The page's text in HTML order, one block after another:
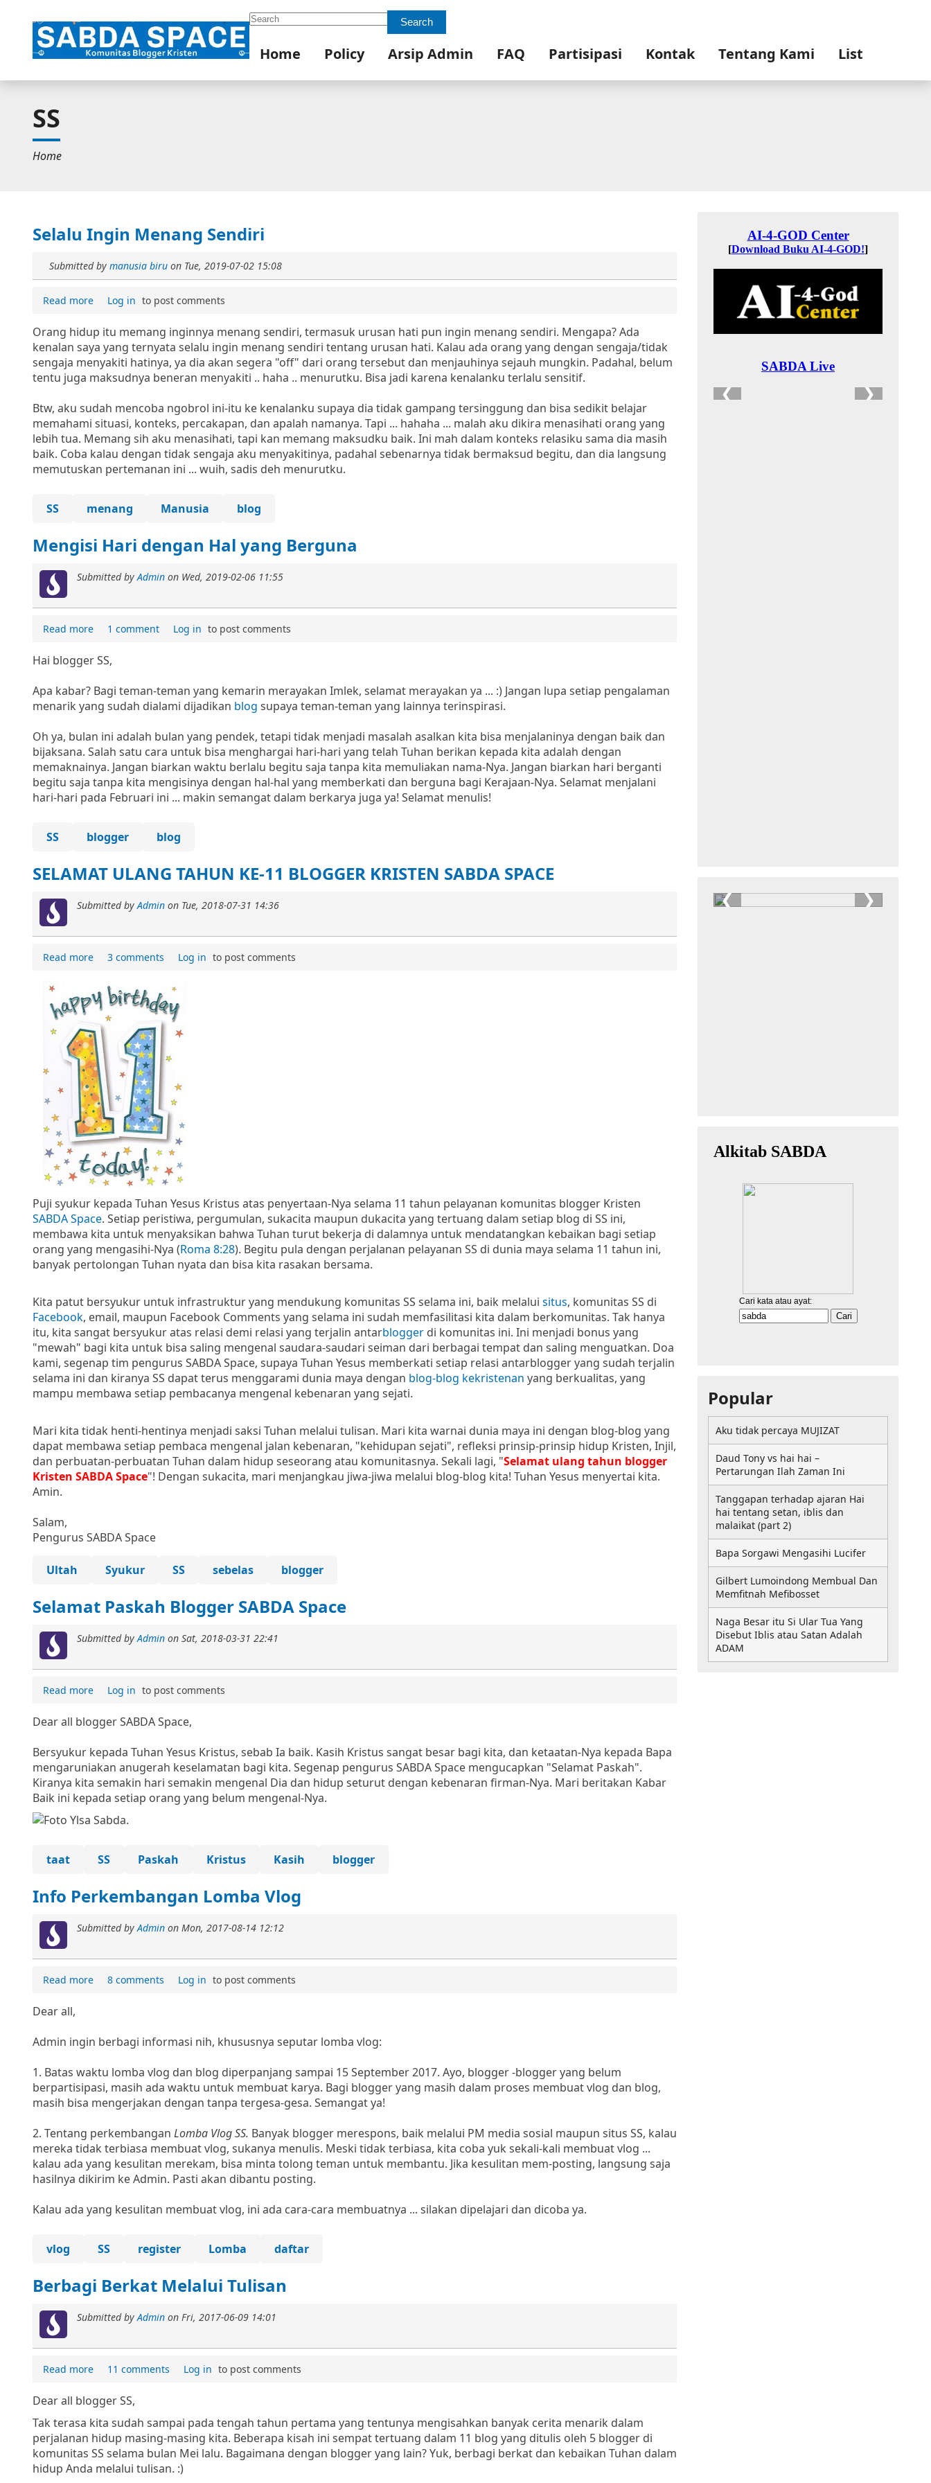
Search Search
Home Policy Arsip Admin FAQ Partisipasi Kontak Tentang Kami List
SS
Home
Selalu Ingin Menang Sendiri
Submitted by manusia biru on Tue, 2019-07-02 15:08
Read more Log in to post comments
Orang hidup itu memang inginnya menang sendiri, termasuk urusan hati pun ingin menang sendiri. Mengapa? Ada
kenalan saya yang ternyata selalu ingin menang sendiri tentang urusan hati. Kalau ada orang yang dengan sengaja/tidak
sengaja menyakiti hatinya, ya dia akan segera "off" dari orang tersebut dan menjauhinya sejauh mungkin. Padahal, belum
tentu juga maksudnya beneran menyakiti .. haha .. menurutku. Bisa jadi karena kenalanku terlalu sensitif.
Btw, aku sudah mencoba ngobrol ini-itu ke kenalanku supaya dia tidak gampang tersinggung dan bisa sedikit belajar
memahami situasi, konteks, percakapan, dan apalah namanya. Tapi ... hahaha ... malah aku dikira menasihati orang yang
lebih tua. Memang sih aku menasihati, tapi kan memang maksudku baik. Ini mah dalam konteks relasiku sama dia masih
baik. Coba kalau dengan tidak sengaja aku menyakitinya, padahal sebenarnya tidak bermaksud begitu, dan dia langsung
memutuskan pertemanan ini ... wuih, sadis deh menurutku.
SS menang Manusia blog
Mengisi Hari dengan Hal yang Berguna
Submitted byAdmin on Wed, 2019-02-06 11:55
Read more 1 comment Log in to post comments
Hai blogger SS,
Apa kabar? Bagi teman-teman yang kemarin merayakan Imlek, selamat merayakan ya ... :) Jangan lupa setiap pengalaman
menarik yang sudah dialami dijadikan blog supaya teman-teman yang lainnya terinspirasi.
Oh ya, bulan ini adalah bulan yang pendek, tetapi tidak menjadi masalah asalkan kita bisa menjalaninya dengan baik dan
bijaksana. Salah satu cara untuk bisa menghargai hari-hari yang telah Tuhan berikan kepada kita adalah dengan
memaknainya. Jangan biarkan waktu berlalu begitu saja tanpa kita memuliakan nama-Nya. Jangan biarkan hari berganti
begitu saja tanpa kita mengisinya dengan hal-hal yang memberkati dan berguna bagi Kerajaan-Nya. Selamat menjalani
hari-hari pada Februari ini ... makin semangat dalam berkarya juga ya! Selamat menulis!
SS blogger blog
SELAMAT ULANG TAHUN KE-11 BLOGGER KRISTEN SABDA SPACE
Submitted byAdmin on Tue, 2018-07-31 14:36
Read more 3 comments Log in to post comments
Puji syukur kepada Tuhan Yesus Kristus atas penyertaan-Nya selama 11 tahun pelayanan komunitas blogger Kristen
SABDA Space. Setiap peristiwa, pergumulan, sukacita maupun dukacita yang tertuang dalam setiap blog di SS ini,
membawa kita untuk menyaksikan bahwa Tuhan turut bekerja di dalamnya untuk mendatangkan kebaikan bagi setiap
orang yang mengasihi-Nya (Roma 8:28). Begitu pula dengan perjalanan pelayanan SS di dunia maya selama 11 tahun ini,
banyak pertolongan Tuhan nyata dan bisa kita rasakan bersama.
Kita patut bersyukur untuk infrastruktur yang mendukung komunitas SS selama ini, baik melalui situs, komunitas SS di
Facebook, email, maupun Facebook Comments yang selama ini sudah memfasilitasi kita dalam berkomunitas. Tak hanya
itu, kita sangat bersyukur atas relasi demi relasi yang terjalin antarblogger di komunitas ini. Ini menjadi bonus yang
"mewah" bagi kita untuk bisa saling mengenal saudara-saudari seiman dari berbagai tempat dan saling menguatkan. Doa
kami, segenap tim pengurus SABDA Space, supaya Tuhan Yesus memberkati setiap relasi antarblogger yang sudah terjalin
selama ini dan kiranya SS dapat terus menggarami dunia maya dengan blog-blog kekristenan yang berkualitas, yang
mampu membawa setiap pembacanya mengenal kebenaran yang sejati.
Mari kita tidak henti-hentinya menjadi saksi Tuhan melalui tulisan. Mari kita warnai dunia maya ini dengan blog-blog yang
dapat membawa setiap pembaca mengenal jalan kebenaran, "kehidupan sejati", refleksi prinsip-prinsip hidup Kristen, Injil,
dan perbuatan-perbuatan Tuhan dalam hidup seseorang atau komunitasnya. Sekali lagi, "Selamat ulang tahun blogger
Kristen SABDA Space"! Dengan sukacita, mari menjangkau jiwa-jiwa melalui blog-blog kita! Tuhan Yesus menyertai kita.
Amin.
Salam,
Pengurus SABDA Space
Ultah Syukur SS sebelas blogger
Selamat Paskah Blogger SABDA Space
Submitted byAdmin on Sat, 2018-03-31 22:41
Read more Log in to post comments
Dear all blogger SABDA Space,
Bersyukur kepada Tuhan Yesus Kristus, sebab Ia baik. Kasih Kristus sangat besar bagi kita, dan ketaatan-Nya kepada Bapa
mengaruniakan anugerah keselamatan bagi kita. Segenap pengurus SABDA Space mengucapkan "Selamat Paskah".
Kiranya kita semakin hari semakin mengenal Dia dan hidup seturut dengan kebenaran firman-Nya. Mari beritakan Kabar
Baik ini kepada setiap orang yang belum mengenal-Nya.
taat SS Paskah Kristus Kasih blogger
Info Perkembangan Lomba Vlog
Submitted byAdmin on Mon, 2017-08-14 12:12
Read more 8 comments Log in to post comments
Dear all,
Admin ingin berbagi informasi nih, khususnya seputar lomba vlog:
1. Batas waktu lomba vlog dan blog diperpanjang sampai 15 September 2017. Ayo, blogger -blogger yang belum
berpartisipasi, masih ada waktu untuk membuat karya. Bagi blogger yang masih dalam proses membuat vlog dan blog,
masih bisa mengerjakan dengan tanpa tergesa-gesa. Semangat ya!
2. Tentang perkembangan Lomba Vlog SS. Banyak blogger merespons, baik melalui PM media sosial maupun situs SS, kalau
mereka tidak terbiasa membuat vlog, sukanya menulis. Meski tidak terbiasa, kita coba yuk sekali-kali membuat vlog ...
kalau ada yang kesulitan merekam, bisa minta tolong teman untuk membantu. Jika kesulitan mem-posting, langsung saja
hasilnya dikirim ke Admin. Pasti akan dibantu posting.
Kalau ada yang kesulitan membuat vlog, ini ada cara-cara membuatnya ... silakan dipelajari dan dicoba ya.
vlog SS register Lomba daftar
Berbagi Berkat Melalui Tulisan
Submitted byAdmin on Fri, 2017-06-09 14:01
Read more 11 comments Log in to post comments
Dear all blogger SS,
Tak terasa kita sudah sampai pada tengah tahun pertama yang tentunya mengisahkan banyak cerita menarik dalam
perjalanan hidup masing-masing kita. Beberapa kisah ini sempat tertuang dalam 11 blog yang ditulis oleh 5 blogger di
komunitas SS selama bulan Mei lalu. Bagaimana dengan blogger yang lain? Yuk, berbagi berkat dan kebaikan Tuhan dalam
hidup Anda melalui tulisan. :)
Popular
Aku tidak percaya MUJIZAT
Daud Tony vs hai hai –
Pertarungan Ilah Zaman Ini
Tanggapan terhadap ajaran Hai
hai tentang setan, iblis dan
malaikat (part 2)
Bapa Sorgawi Mengasihi Lucifer
Gilbert Lumoindong Membual Dan
Memfitnah Mefibosset
Naga Besar itu Si Ular Tua Yang
Disebut Iblis atau Satan Adalah
ADAM